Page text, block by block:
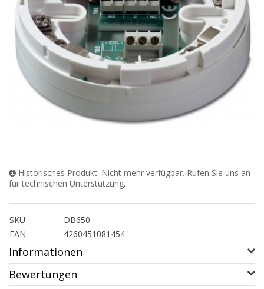
Historisches Produkt: Nicht mehr verfügbar. Rufen Sie uns an
für technischen Unterstützung.
SKU
DB650
EAN
4260451081454
Informationen
Bewertungen